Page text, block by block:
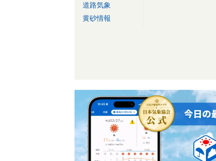
道路気象
黄砂情報